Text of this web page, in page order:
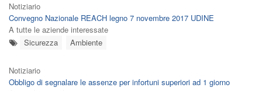
Notiziario
Convegno Nazionale REACH legno 7 novembre 2017 UDINE
A tutte le aziende interessate
Sicurezza
Ambiente
Notiziario
Obbligo di segnalare le assenze per infortuni superiori ad 1 giorno